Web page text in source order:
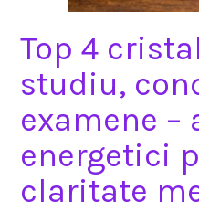
Top 4
studiu,
examene –
energetici
claritate